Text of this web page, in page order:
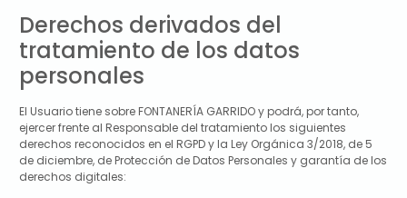
Derechos derivados del
tratamiento de los datos
personales
El Usuario tiene sobre FONTANERÍA GARRIDOy podrá, por tanto,
ejercer frente al Responsable del tratamiento los siguientes
derechos reconocidos en el RGPD y la Ley Orgánica 3/2018, de 5
de diciembre, de Protección de Datos Personales y garantía de los
derechos digitales: